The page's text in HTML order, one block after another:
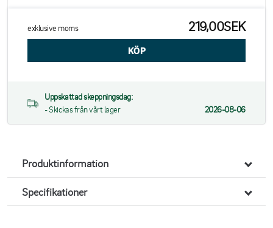
exklusive moms 219,00SEK
Uppskattad skeppningsdag:
- Skickas från vårt lager
2026-08-06
Produktinformation
Specifikationer